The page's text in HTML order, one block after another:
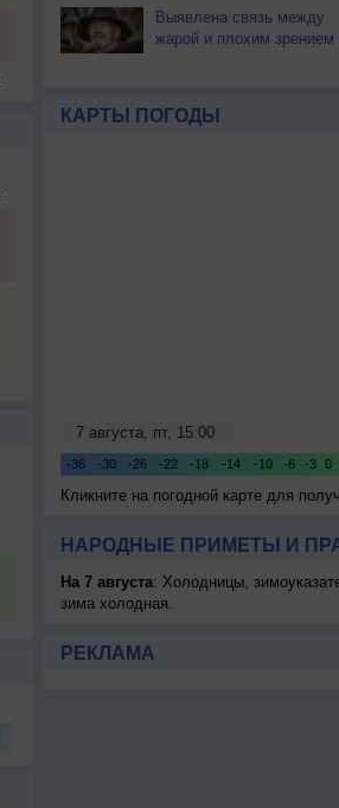
Выявлена связь между
жарой и плохим зрением
КАРТЫ ПОГОДЫ
Кликните на погодной карте для
НАРОДНЫЕ ПРИМЕТЫ И
На 7 августа: Холодницы,
зима холодная.
РЕКЛАМА